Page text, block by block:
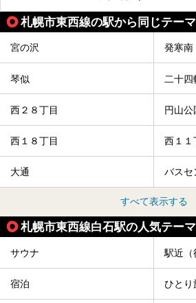
スクラメーションホテル」で構
空間。
今回は、そんな「休日ビルヂン
札幌市東西線の駅から同じテー
宮の沢 発寒南
琴似 二十四
西２８丁目 円山公
西１８丁目 西１１
大通 バスセ
すべて表示する
札幌市東西線白石駅の人気テー
サウナ 駅近（
宿泊 ひとり